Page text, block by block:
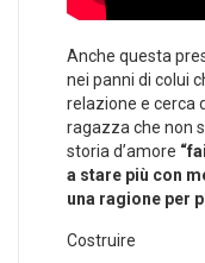
Anche questa
nei panni di colui
relazione e cerca
ragazza che non
storia d’amore
a stare più con
una ragione per
Costruire